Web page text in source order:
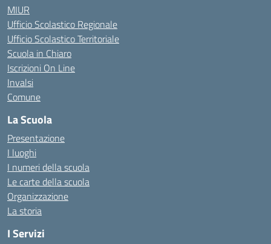
MIUR
Ufficio Scolastico Regionale
Ufficio Scolastico Territoriale
Scuola in Chiaro
Iscrizioni On Line
Invalsi
Comune
La Scuola
Presentazione
I luoghi
I numeri della scuola
Le carte della scuola
Organizzazione
La storia
I Servizi